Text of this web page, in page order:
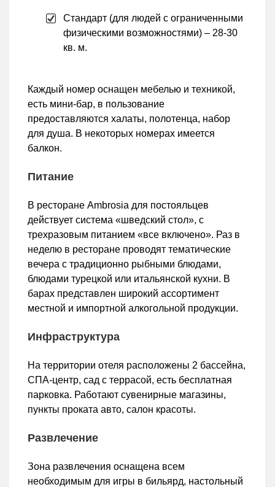
Стандарт (для людей с ограниченными
физическими возможностями) – 28-30
кв. м.
Каждый номер оснащен мебелью и техникой,
есть мини-бар, в пользование
предоставляются халаты, полотенца, набор
для душа. В некоторых номерах имеется
балкон.
Питание
В ресторане Ambrosia для постояльцев
действует система «шведский стол», с
трехразовым питанием «все включено». Раз в
неделю в ресторане проводят тематические
вечера с традиционно рыбными блюдами,
блюдами турецкой или итальянской кухни. В
барах представлен широкий ассортимент
местной и импортной алкогольной продукции.
Инфраструктура
На территории отеля расположены 2 бассейна,
СПА-центр, сад с террасой, есть бесплатная
парковка. Работают сувенирные магазины,
пункты проката авто, салон красоты.
Развлечение
Зона развлечения оснащена всем
необходимым для игры в бильярд, настольный